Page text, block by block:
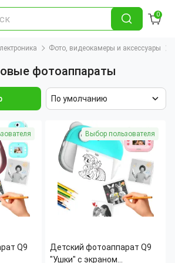
0
Фото, видеокамеры и аксессуары
фотоаппараты
По умолчанию
Q9
Выбор пользователя
Детский фотоаппарат Q9
"Ушки" с экраном